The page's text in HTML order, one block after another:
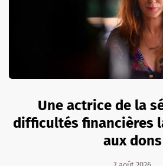
Une actrice de la
difficultés financières
aux dons